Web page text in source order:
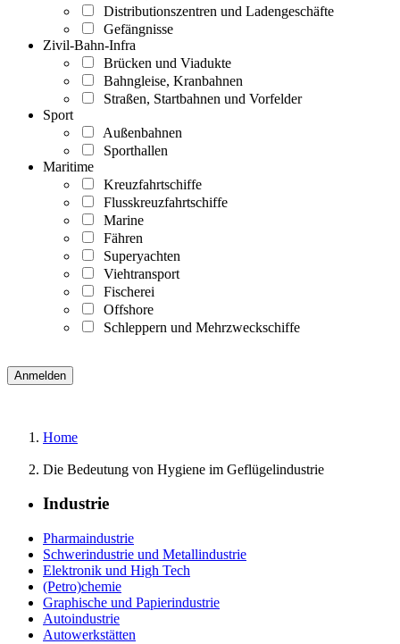
Distributionszentren und Ladengeschäfte
Gefängnisse
Zivil-Bahn-Infra
Brücken und Viadukte
Bahngleise, Kranbahnen
Straßen, Startbahnen und Vorfelder
Sport
Außenbahnen
Sporthallen
Maritime
Kreuzfahrtschiffe
Flusskreuzfahrtschiffe
Marine
Fähren
Superyachten
Viehtransport
Fischerei
Offshore
Schleppern und Mehrzweckschiffe
Home
Die Bedeutung von Hygiene im Geflügelindustrie
Industrie
Pharmaindustrie
Schwerindustrie und Metallindustrie
Elektronik und High Tech
(Petro)chemie
Graphische und Papierindustrie
Autoindustrie
Autowerkstätten